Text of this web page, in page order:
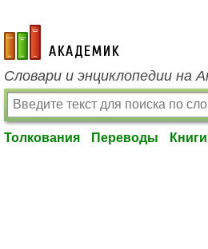
academic.ru
Словари и энциклопедии на
Толкования Переводы Книги